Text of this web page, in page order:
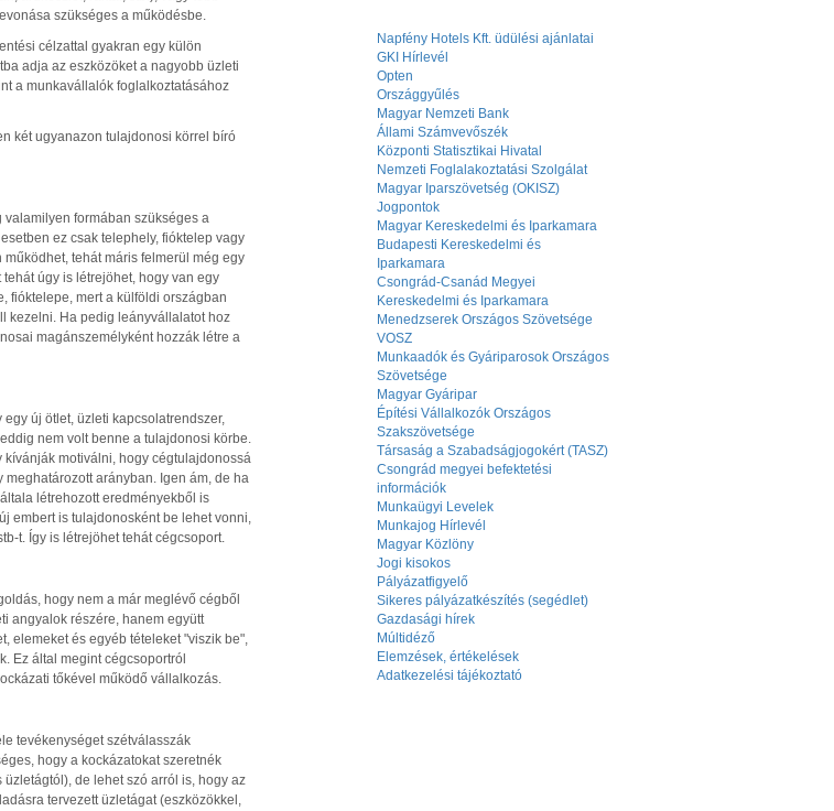
szükséges a működésbe.
célzattal gyakran egy külön
adja az eszközöket a nagyobb üzleti
a munkavállalók foglalkoztatásához
két ugyanazon tulajdonosi körrel bíró
formában szükséges a
ez csak telephely, fióktelep vagy
tehát máris felmerül még egy
úgy is létrejöhet, hogy van egy
fióktelepe, mert a külföldi országban
kezelni. Ha pedig leányvállalatot hoz
magánszemélyként hozzák létre a
új ötlet, üzleti kapcsolatrendszer,
nem volt benne a tulajdonosi körbe.
kívánják motiválni, hogy cégtulajdonossá
arányban. Igen ám, de ha
létrehozott eredményekből is
embert is tulajdonosként be lehet vonni,
t. Így is létrejöhet tehát cégcsoport.
hogy nem a már meglévő cégből
angyalok részére, hanem együtt
elemeket és egyéb tételeket "viszik be",
Ez által megint cégcsoportról
tőkével működő vállalkozás.
tevékenységet szétválasszák
hogy a kockázatokat szeretnék
de lehet szó arról is, hogy az
tervezett üzletágat (eszközökkel,
Napfény Hotels Kft. üdülési ajánlatai
GKI Hírlevél
Opten
Országgyűlés
Magyar Nemzeti Bank
Állami Számvevőszék
Központi Statisztikai Hivatal
Nemzeti Foglalakoztatási Szolgálat
Magyar Iparszövetség (OKISZ)
Jogpontok
Magyar Kereskedelmi és Iparkamara
Budapesti Kereskedelmi és
Iparkamara
Csongrád-Csanád Megyei
Kereskedelmi és Iparkamara
Menedzserek Országos Szövetsége
VOSZ
Munkaadók és Gyáriparosok Országos
Szövetsége
Magyar Gyáripar
Építési Vállalkozók Országos
Szakszövetsége
Társaság a Szabadságjogokért (TASZ)
Csongrád megyei befektetési
információk
Munkaügyi Levelek
Munkajog Hírlevél
Magyar Közlöny
Jogi kisokos
Pályázatfigyelő
Sikeres pályázatkészítés (segédlet)
Gazdasági hírek
Múltidéző
Elemzések, értékelések
Adatkezelési tájékoztató